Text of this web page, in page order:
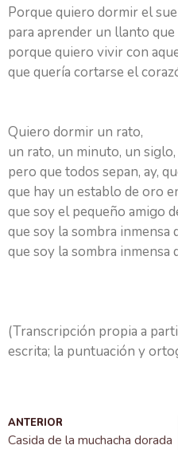
Porque quiero dormir el
para aprender un llanto
porque quiero vivir con
que quería cortarse el
Quiero dormir un rato,
un rato, un minuto, un siglo,
pero que todos sepan, ay,
que hay un establo de oro
que soy el pequeño amigo
que soy la sombra inmensa
que soy la sombra inmensa
(Transcripción propia a
escrita; la puntuación y
ANTERIOR
Casida de la muchacha dorada